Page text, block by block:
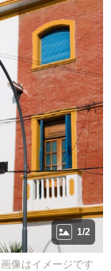
1/2
像はイメージです